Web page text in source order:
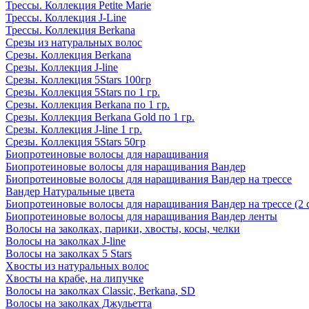
Трессы. Коллекция Petite Marie
Трессы. Коллекция J-Line
Трессы. Коллекция Berkana
Срезы из натуральных волос
Срезы. Коллекция Berkana
Срезы. Коллекция J-line
Срезы. Коллекция 5Stars 100гр
Срезы. Коллекция 5Stars по 1 гр.
Срезы. Коллекция Berkana по 1 гр.
Срезы. Коллекция Berkana Gold по 1 гр.
Срезы. Коллекция J-line 1 гр.
Срезы. Коллекция 5Stars 50гр
Биопротеиновые волосы для наращивания
Биопротеиновые волосы для наращивания Вандер
Биопротеиновые волосы для наращивания Вандер на трессе
Вандер Натуральные цвета
Биопротеиновые волосы для наращивания Вандер на трессе (2
Биопротеиновые волосы для наращивания Вандер ленты
Волосы на заколках, парики, хвосты, косы, челки
Волосы на заколках J-line
Волосы на заколках 5 Stars
Хвосты из натуральных волос
Хвосты на крабе, на липучке
Волосы на заколках Classic, Berkana, SD
Волосы на заколках Джульетта